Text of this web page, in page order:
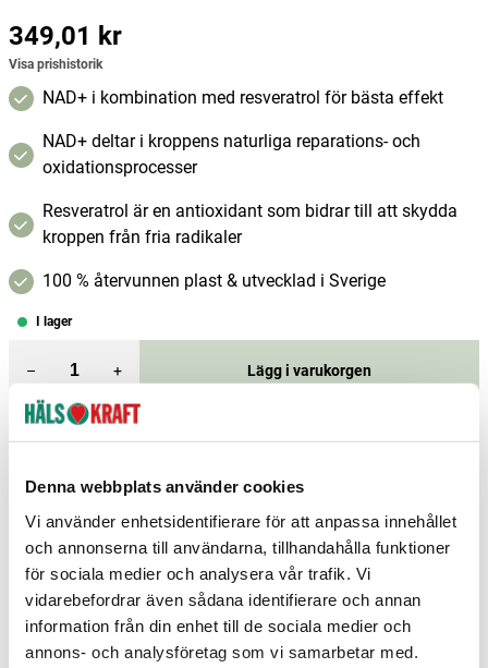
Denna webbplats använder cookies
Vi använder enhetsidentifierare för att anpassa innehållet
och annonserna till användarna, tillhandahålla funktioner
för sociala medier och analysera vår trafik. Vi
vidarebefordrar även sådana identifierare och annan
information från din enhet till de sociala medier och
annons- och analysföretag som vi samarbetar med.
Pris:349,01 kr
349,01 kr
Visa prishistorik
NAD+ i kombination med resveratrol för bästa effekt
NAD+ deltar i kroppens naturliga reparations- och
oxidationsprocesser
Resveratrol är en antioxidant som bidrar till att skydda
kroppen från fria radikaler
100 % återvunnen plast & utvecklad i Sverige
I lager
– + Lägg i varukorgen
Fri frakt över 299 kr
Reservera och hämta i butik
Arvika 1 st Reservera
Borlänge 3 st
Borås Reservera